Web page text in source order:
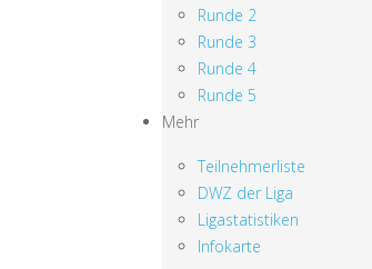
Runde 2
Runde 3
Runde 4
Runde 5
Mehr
Teilnehmerliste
DWZ der Liga
Ligastatistiken
Infokarte